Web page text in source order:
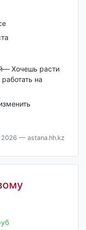
Хочешь расти
на
2026 — astana.hh.kz